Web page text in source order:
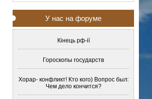
У нас на форуме
Кінець рф-ії
Гороскопы государств
Хорар- конфликт! Кто кого) Вопрос был:
Чем дело кончится?